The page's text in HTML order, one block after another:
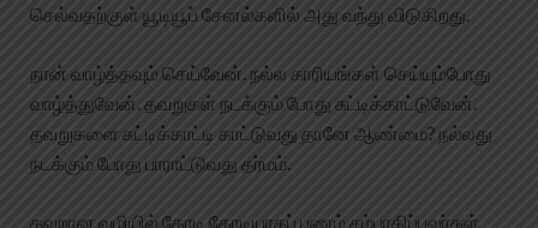
செல்வதற்குள் யூடியூப் சேனல்களில் அது வந்து விடுகிறது.
நான் வாழ்த்தவும் செய்வேன். நல்ல காரியங்கள் செய்யும்போது
வாழ்த்துவேன். தவறுகள் நடக்கும் போது சுட்டிக்காட்டுவேன்.
தவறுகளை சுட்டிக்காட்டி காட்டுவது தானே ஆண்மை? நல்லது
நடக்கும் போது பாராட்டுவது தர்மம்.
தவறான வழியில் கோடி கோடியாகப் பணம் சம்பாதிப்பவர்கள்